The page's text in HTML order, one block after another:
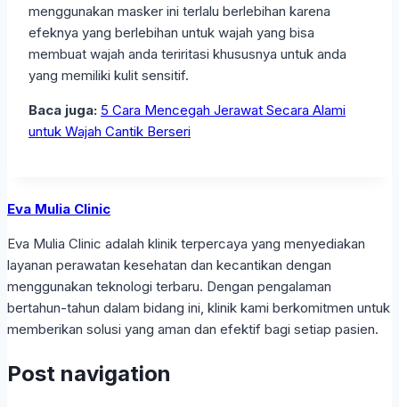
menggunakan masker ini terlalu berlebihan karena
efeknya yang berlebihan untuk wajah yang bisa
membuat wajah anda teriritasi khususnya untuk anda
yang memiliki kulit sensitif.
Baca juga: 5 Cara Mencegah Jerawat Secara Alami
untuk Wajah Cantik Berseri
Eva Mulia Clinic
Eva Mulia Clinic adalah klinik terpercaya yang menyediakan
layanan perawatan kesehatan dan kecantikan dengan
menggunakan teknologi terbaru. Dengan pengalaman
bertahun-tahun dalam bidang ini, klinik kami berkomitmen untuk
memberikan solusi yang aman dan efektif bagi setiap pasien.
Post navigation